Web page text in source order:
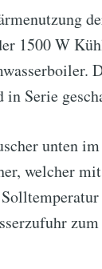
1500 W
Serie
unten
welcher